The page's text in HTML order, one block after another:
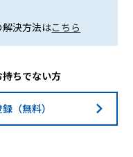
決方法はこちら
ちでない方
（無料）